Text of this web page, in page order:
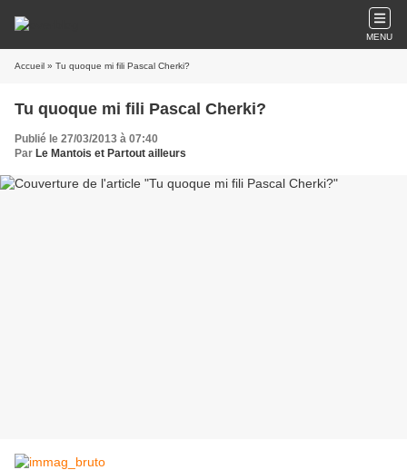
MENU
Accueil » Tu quoque mi fili Pascal Cherki?
Tu quoque mi fili Pascal Cherki?
Publié le 27/03/2013 à 07:40
Par Le Mantois et Partout ailleurs